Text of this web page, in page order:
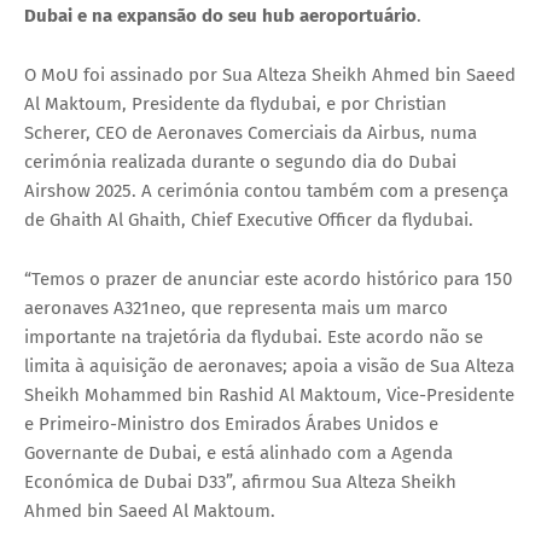
Dubai e na expansão do seu hub aeroportuário.
O MoU foi assinado por Sua Alteza Sheikh Ahmed bin Saeed
Al Maktoum, Presidente da flydubai, e por Christian
Scherer, CEO de Aeronaves Comerciais da Airbus, numa
cerimónia realizada durante o segundo dia do Dubai
Airshow 2025. A cerimónia contou também com a presença
de Ghaith Al Ghaith, Chief Executive Officer da flydubai.
“Temos o prazer de anunciar este acordo histórico para 150
aeronaves A321neo, que representa mais um marco
importante na trajetória da flydubai. Este acordo não se
limita à aquisição de aeronaves; apoia a visão de Sua Alteza
Sheikh Mohammed bin Rashid Al Maktoum, Vice-Presidente
e Primeiro-Ministro dos Emirados Árabes Unidos e
Governante de Dubai, e está alinhado com a Agenda
Económica de Dubai D33”, afirmou Sua Alteza Sheikh
Ahmed bin Saeed Al Maktoum.